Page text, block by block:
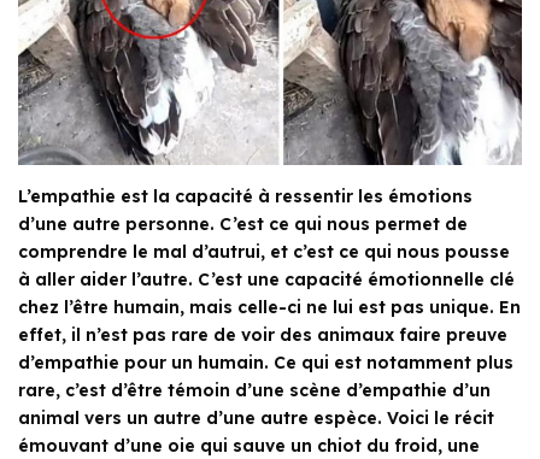
L’empathie est la capacité à ressentir les émotions
d’une autre personne. C’est ce qui nous permet de
comprendre le mal d’autrui, et c’est ce qui nous pousse
à aller aider l’autre. C’est une capacité émotionnelle clé
chez l’être humain, mais celle-ci ne lui est pas unique. En
effet, il n’est pas rare de voir des animaux faire preuve
d’empathie pour un humain. Ce qui est notamment plus
rare, c’est d’être témoin d’une scène d’empathie d’un
animal vers un autre d’une autre espèce. Voici le récit
émouvant d’une oie qui sauve un chiot du froid, une